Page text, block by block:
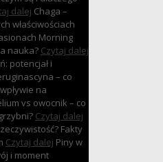
dalej Chaga –
właściwościach
Morning
nauka? Czytaj dalej
potencjał i
– co
na
vs owocnik – co
Czytaj dalej
Fakty
Czytaj dalej Piny w
i moment